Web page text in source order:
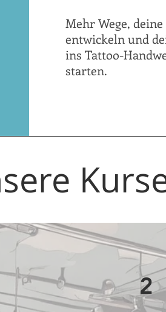
Mehr Wege,
entwickeln und
ins Tattoo-
starten.
2